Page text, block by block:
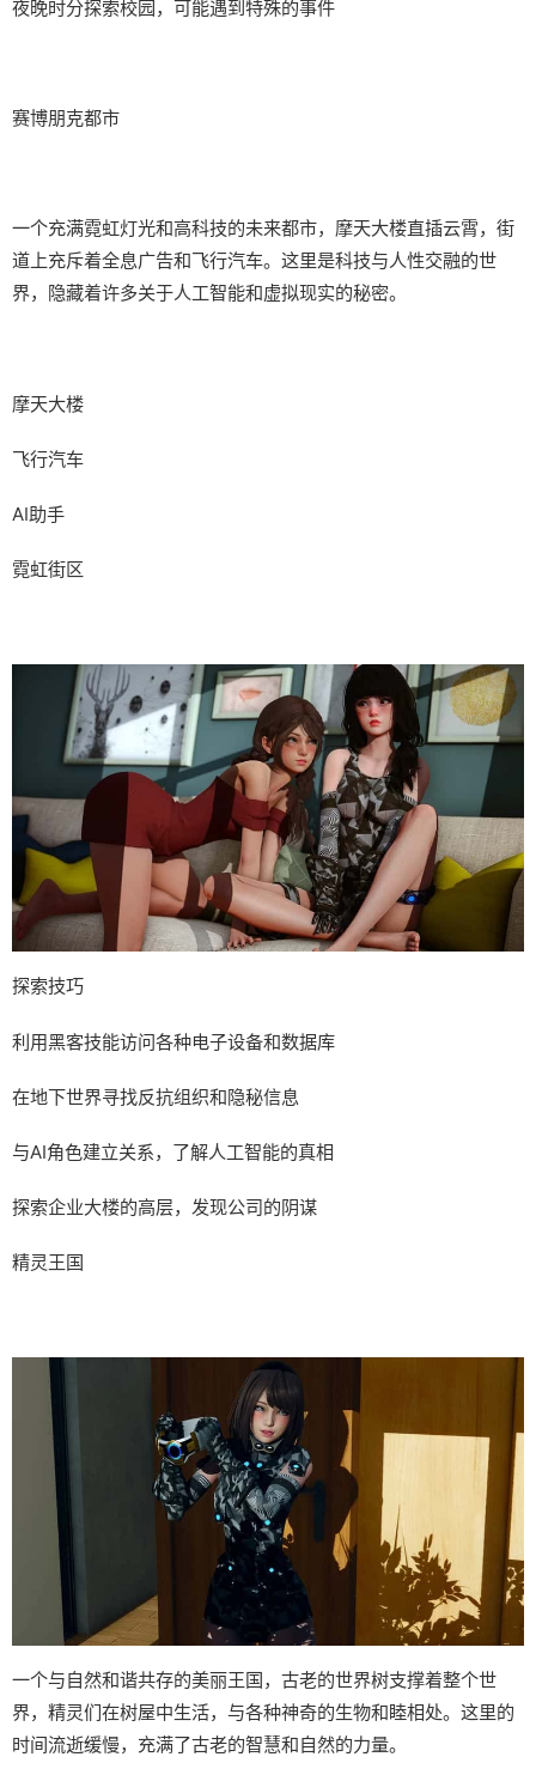
夜晚时分探索校园，可能遇到特殊的事件
赛博朋克都市
一个充满霓虹灯光和高科技的未来都市，摩天大楼直插云霄，街
道上充斥着全息广告和飞行汽车。这里是科技与人性交融的世
界，隐藏着许多关于人工智能和虚拟现实的秘密。
摩天大楼
飞行汽车
AI助手
霓虹街区
探索技巧
利用黑客技能访问各种电子设备和数据库
在地下世界寻找反抗组织和隐秘信息
与AI角色建立关系，了解人工智能的真相
探索企业大楼的高层，发现公司的阴谋
精灵王国
一个与自然和谐共存的美丽王国，古老的世界树支撑着整个世
界，精灵们在树屋中生活，与各种神奇的生物和睦相处。这里的
时间流逝缓慢，充满了古老的智慧和自然的力量。